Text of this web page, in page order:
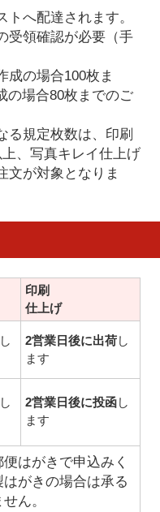
へ配達されます。
受領確認が必要（手
の場合100枚ま
の場合80枚までのご
る規定枚数は、印刷
、写真キレイ仕上げ
文が対象となりま
印刷
仕上げ
し
2営業日後に出荷し
ます
し
2営業日後に投函し
ます
はがきで申込みく
がきの場合は承る
ん。